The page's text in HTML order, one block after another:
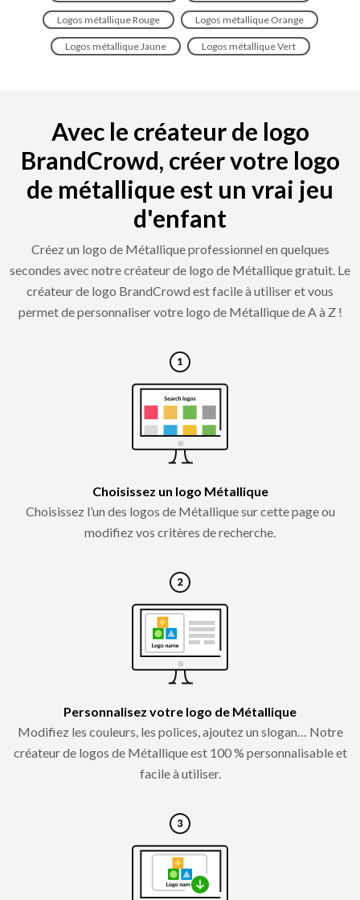
Logos métallique Rouge Logos métallique Orange
Logos métallique Jaune Logos métallique Vert
Avec le créateur de logo
BrandCrowd, créer votre logo
de métallique est un vrai jeu
d'enfant
Créez un logo de Métallique professionnel en quelques
secondes avec notre créateur de logo de Métallique gratuit. Le
créateur de logo BrandCrowd est facile à utiliser et vous
permet de personnaliser votre logo de Métallique de A à Z !
Choisissez un logo Métallique
Choisissez l’un des logos de Métallique sur cette page ou
modifiez vos critères de recherche.
Personnalisez votre logo de Métallique
Modifiez les couleurs, les polices, ajoutez un slogan… Notre
créateur de logos de Métallique est 100 % personnalisable et
facile à utiliser.